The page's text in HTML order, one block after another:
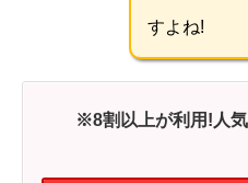
すよね!
※8割以上が利用!人